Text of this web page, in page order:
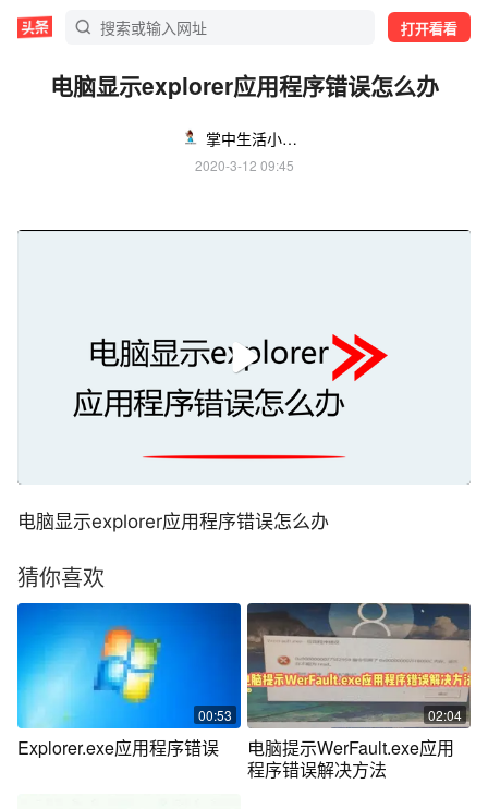
打开看看
电脑显示explorer应用程序错误怎么办
掌中生活小知识
2020-3-12 09:45
电脑显示explorer应用程序错误怎么办
猜你喜欢
00:53
Explorer.exe应用程序错误
02:04
电脑提示WerFault.exe应用
程序错误解决方法